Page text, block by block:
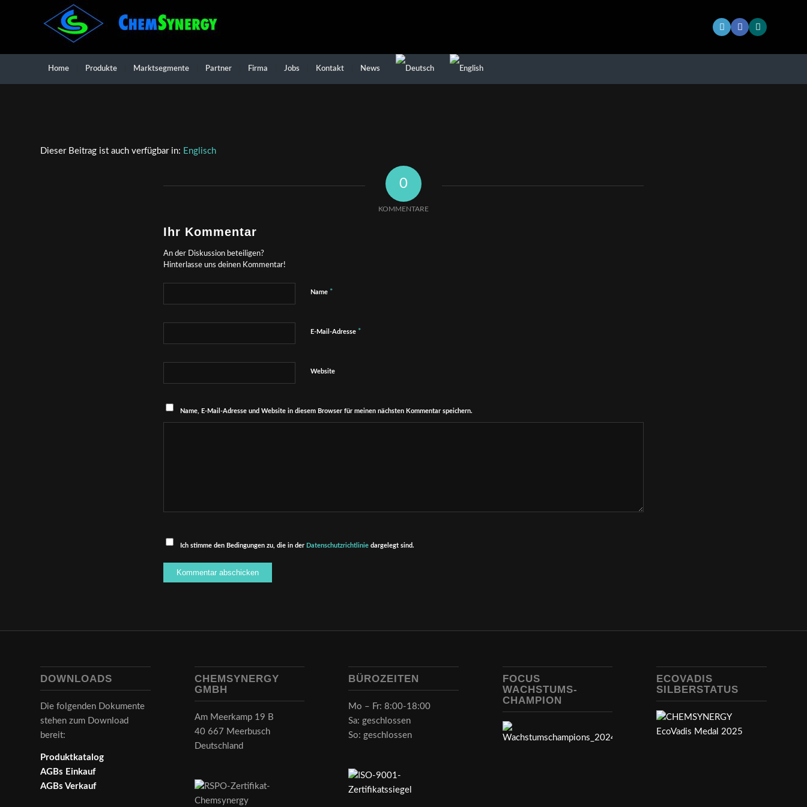
Home Produkte Marktsegmente Partner Firma Jobs Kontakt News
Dieser Beitrag ist auch verfügbar in: Englisch
0
KOMMENTARE
Ihr Kommentar
An der Diskussion beteiligen?
Hinterlasse uns deinen Kommentar!
Name *
E-Mail-Adresse *
Website
Name, E-Mail-Adresse und Website in diesem Browser für meinen nächsten Kommentar speichern.
Ich stimme den Bedingungen zu, die in der Datenschutzrichtlinie dargelegt sind.
DOWNLOADS
Die folgenden Dokumente
stehen zum Download
bereit:
Produktkatalog
AGBs Einkauf
AGBs Verkauf
CHEMSYNERGY
GMBH
Am Meerkamp 19 B
40 667 Meerbusch
Deutschland
BÜROZEITEN
Mo – Fr: 8:00-18:00
Sa: geschlossen
So: geschlossen
FOCUS
WACHSTUMS-
CHAMPION
ECOVADIS
SILBERSTATUS